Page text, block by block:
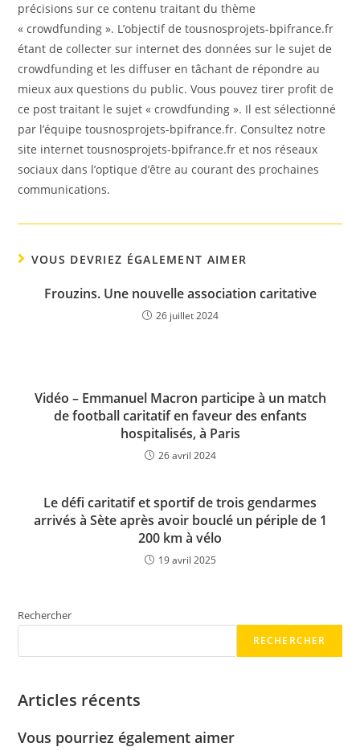
précisions sur ce contenu traitant du thème
« crowdfunding ». L’objectif de tousnosprojets-bpifrance.fr
étant de collecter sur internet des données sur le sujet de
crowdfunding et les diffuser en tâchant de répondre au
mieux aux questions du public. Vous pouvez tirer profit de
ce post traitant le sujet « crowdfunding ». Il est sélectionné
par l’équipe tousnosprojets-bpifrance.fr. Consultez notre
site internet tousnosprojets-bpifrance.fr et nos réseaux
sociaux dans l’optique d’être au courant des prochaines
communications.
VOUS DEVRIEZ ÉGALEMENT AIMER
Frouzins. Une nouvelle association caritative
26 juillet 2024
Vidéo – Emmanuel Macron participe à un match
de football caritatif en faveur des enfants
hospitalisés, à Paris
26 avril 2024
Le défi caritatif et sportif de trois gendarmes
arrivés à Sète après avoir bouclé un périple de 1
200 km à vélo
19 avril 2025
Rechercher
RECHERCHER
Articles récents
Vous pourriez également aimer